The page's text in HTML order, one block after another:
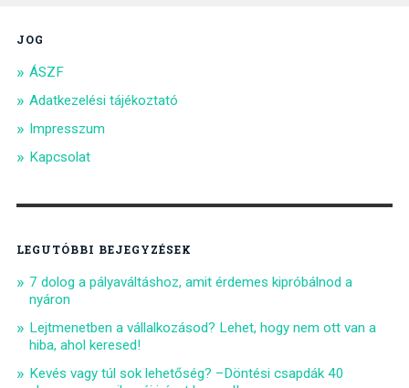
JOG
ÁSZF
Adatkezelési tájékoztató
Impresszum
Kapcsolat
LEGUTÓBBI BEJEGYZÉSEK
7 dolog a pályaváltáshoz, amit érdemes kipróbálnod a
nyáron
Lejtmenetben a vállalkozásod? Lehet, hogy nem ott van a
hiba, ahol keresed!
Kevés vagy túl sok lehetőség? –Döntési csapdák 40